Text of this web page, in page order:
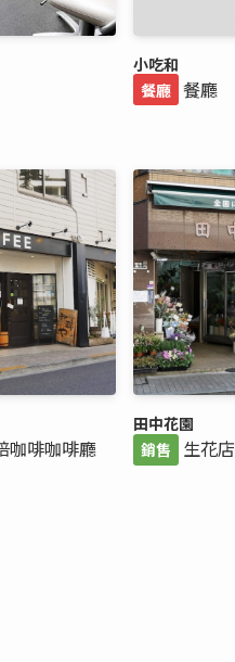
小吃和
餐廳 餐廳
咖啡咖啡廳
田中花園
銷售
生花店